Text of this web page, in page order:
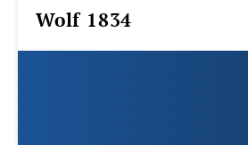
wolf 1834